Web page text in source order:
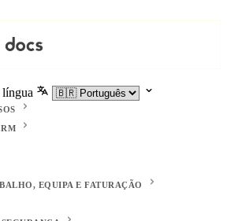
língua
EQUIPA E FATURAÇÃO